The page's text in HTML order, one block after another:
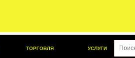
ТОРГОВЛЯ УСЛУГИ